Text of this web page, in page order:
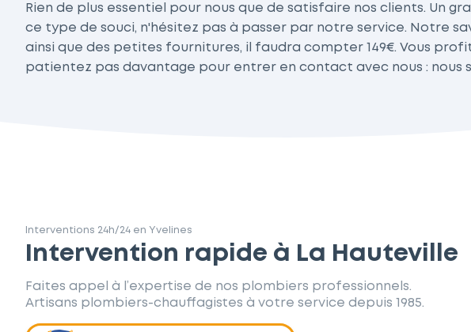
Rien de plus essentiel pour nous que de satisfaire nos clients. Un
ce type de souci, n'hésitez pas à passer par notre service. Notre
ainsi que des petites fournitures, il faudra compter 149€. Vous
patientez pas davantage pour entrer en contact avec nous : nous
Interventions 24h/24 en Yvelines
Intervention rapide à La Hauteville
Faites appel à l’expertise de nos plombiers professionnels.
Artisans plombiers-chauffagistes à votre service depuis 1985.